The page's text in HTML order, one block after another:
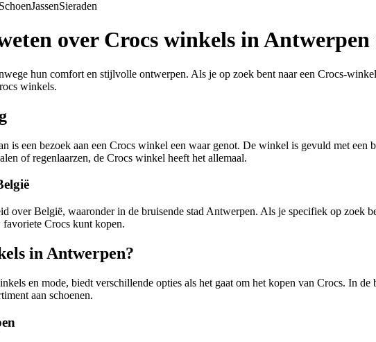
SchoenJassenSieraden
over Crocs winkels in Antwerpen
hun comfort en stijlvolle ontwerpen. Als je op zoek bent naar een Crocs-
winkels.
is een bezoek aan een Crocs winkel een waar genot. De winkel is gevuld met
of regenlaarzen, de Crocs winkel heeft het allemaal.
over België, waaronder in de bruisende stad Antwerpen. Als je specifiek op
Crocs kunt kopen.
in Antwerpen?
en mode, biedt verschillende opties als het gaat om het kopen van Crocs. In
aan schoenen.